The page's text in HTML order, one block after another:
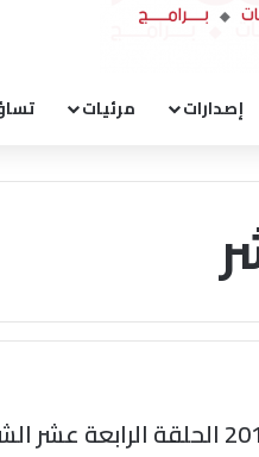
إصدارات مرئيات